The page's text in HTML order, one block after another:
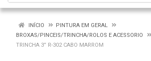
INÍCIO
PINTURA EM GERAL
BROXAS/PINCEIS/TRINCHA/ROLOS E ACESSORIO
TRINCHA 3” R-302 CABO MARROM